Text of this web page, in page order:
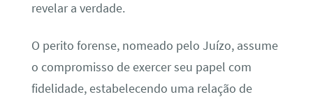
revelar a verdade.
O perito forense, nomeado pelo Juízo, assume
o compromisso de exercer seu papel com
fidelidade, estabelecendo uma relação de